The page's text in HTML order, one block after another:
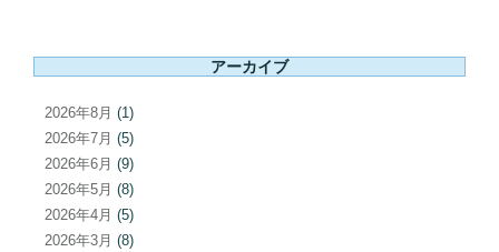
ン
アーカイブ
2026年8月 (1)
2026年7月 (5)
2026年6月 (9)
2026年5月 (8)
2026年4月 (5)
2026年3月 (8)